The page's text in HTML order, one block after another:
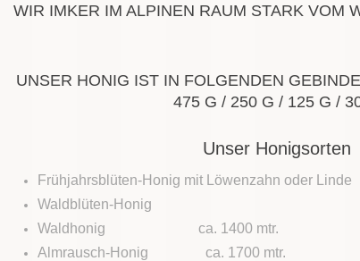
WIR IMKER IM ALPINEN RAUM STARK VOM
UNSER HONIG IST IN FOLGENDEN
475 G / 250 G / 125 G /
Unser Honigsorten
Frühjahrsblüten-Honig mit Löwenzahn oder Linde
Waldblüten-Honig
Waldhonig ca. 1400 mtr.
Almrausch-Honig ca. 1700 mtr.